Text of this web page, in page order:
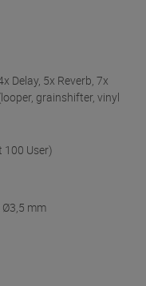
Delay, 5x Reverb, 7x
grainshifter, vinyl
100 User)
Ø3,5 mm